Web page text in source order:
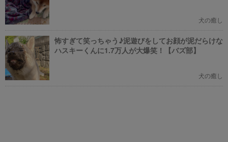
犬の癒し
怖すぎて笑っちゃう♪泥遊びをしてお顔が泥だらけな
ハスキーくんに1.7万人が大爆笑！【バズ部】
犬の癒し